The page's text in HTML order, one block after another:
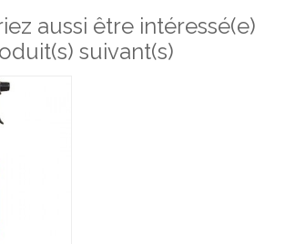
aussi être intéressé(e)
suivant(s)